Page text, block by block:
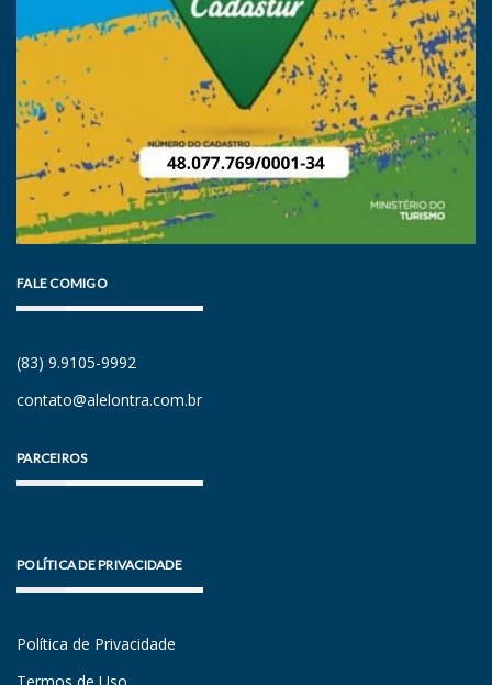
FALE COMIGO
(83) 9.9105-9992
contato@alelontra.com.br
PARCEIROS
POLÍTICA DE PRIVACIDADE
Política de Privacidade
Termos de Uso